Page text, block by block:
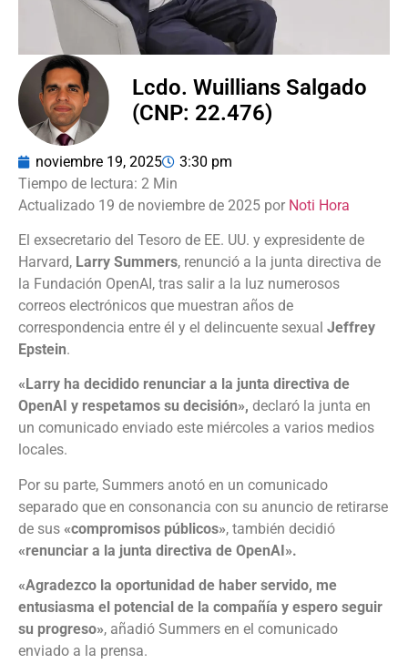
Lcdo. Wuillians Salgado
(CNP: 22.476)
noviembre 19, 2025 3:30 pm
Actualizado 19 de noviembre de 2025 por Noti Hora
El exsecretario del Tesoro de EE. UU. y expresidente de
Harvard, Larry Summers, renunció a la junta directiva de
la Fundación OpenAI, tras salir a la luz numerosos
correos electrónicos que muestran años de
correspondencia entre él y el delincuente sexual Jeffrey
Epstein.
«Larry ha decidido renunciar a la junta directiva de
OpenAI y respetamos su decisión», declaró la junta en
un comunicado enviado este miércoles a varios medios
locales.
Por su parte, Summers anotó en un comunicado
separado que en consonancia con su anuncio de retirarse
de sus «compromisos públicos», también decidió
«renunciar a la junta directiva de OpenAI».
«Agradezco la oportunidad de haber servido, me
entusiasma el potencial de la compañía y espero seguir
su progreso», añadió Summers en el comunicado
enviado a la prensa.